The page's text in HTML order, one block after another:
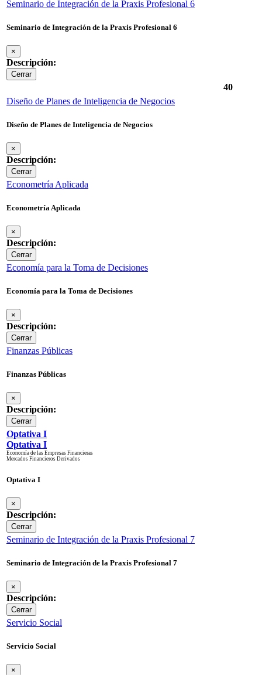
Seminario de Integración de la Praxis Profesional 6
Seminario de Integración de la Praxis Profesional 6
×
Descripción:
Cerrar
40
Diseño de Planes de Inteligencia de Negocios
Diseño de Planes de Inteligencia de Negocios
×
Descripción:
Cerrar
Econometría Aplicada
Econometría Aplicada
×
Descripción:
Cerrar
Economía para la Toma de Decisiones
Economía para la Toma de Decisiones
×
Descripción:
Cerrar
Finanzas Públicas
Finanzas Públicas
×
Descripción:
Cerrar
Optativa I
Optativa I
Economía de las Empresas Financieras
Mercados Financieros Derivados
Optativa I
×
Descripción:
Cerrar
Seminario de Integración de la Praxis Profesional 7
Seminario de Integración de la Praxis Profesional 7
×
Descripción:
Cerrar
Servicio Social
Servicio Social
×